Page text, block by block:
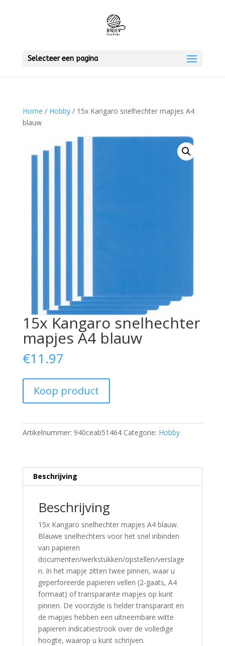
Selecteer een pagina
Home / Hobby/ 15x Kangaro snelhechter mapjes A4
blauw
15x Kangaro snelhechter
mapjes A4 blauw
€11.97
Koop product
Artikelnummer: 940ceab51464 Categorie: Hobby
Beschrijving
Beschrijving
15x Kangaro snelhechter mapjes A4 blauw.
Blauwe snelhechters voor het snel inbinden
van papieren
documenten/werkstukken/opstellen/verslage
n. In het mapje zitten twee pinnen, waar u
geperforeerde papieren vellen (2-gaats, A4
formaat) of transparante mapjes op kunt
pinnen. De voorzijde is helder transparant en
de mapjes hebben een uitneembare witte
papieren indicatiestrook over de volledige
hoogte, waarop u kunt schrijven.